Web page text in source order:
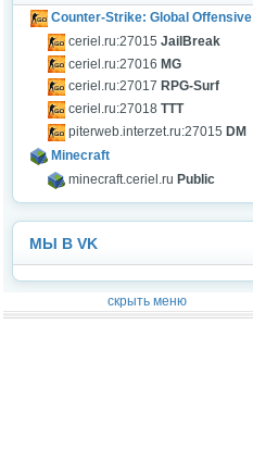
Counter-Strike: Global Offensive
ceriel.ru:27015 JailBreak
ceriel.ru:27016 MG
ceriel.ru:27017 RPG-Surf
ceriel.ru:27018 TTT
piterweb.interzet.ru:27015 DM
Minecraft
minecraft.ceriel.ru Public
МЫ В VK
скрыть меню